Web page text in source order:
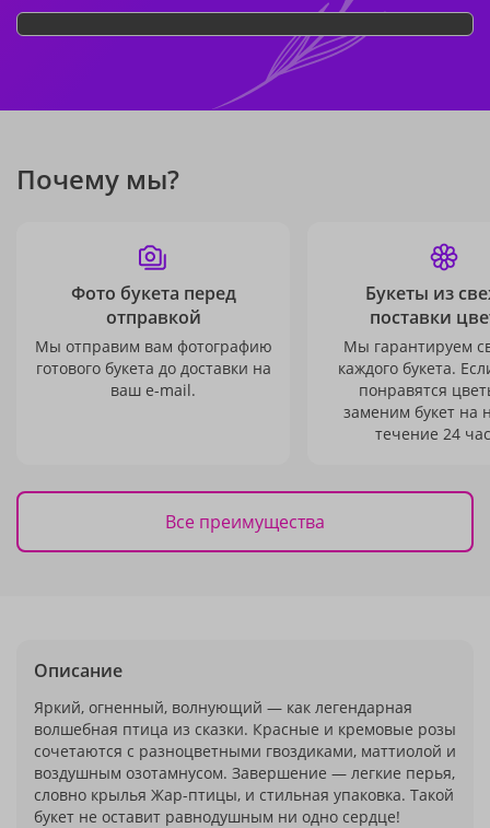
Почему мы?
Фото букета перед
отправкой
Мы отправим вам фотографию
готового букета до доставки на
ваш e-mail.
Букеты из
поставки
Мы гарантируем
каждого букета.
понравятся
заменим букет на
течение 24
Все преимущества
Описание
Яркий, огненный, волнующий — как легендарная
волшебная птица из сказки. Красные и кремовые розы
сочетаются с разноцветными гвоздиками, маттиолой и
воздушным озотамнусом. Завершение — легкие перья,
словно крылья Жар-птицы, и стильная упаковка. Такой
букет не оставит равнодушным ни одно сердце!